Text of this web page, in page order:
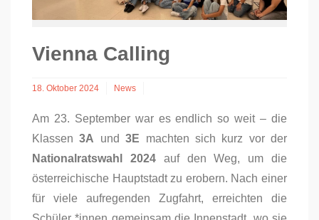
Vienna Calling
18. Oktober 2024 News
Am 23. September war es endlich so weit – die
Klassen3A und3E machten sich kurz vor der
Nationalratswahl 2024auf den Weg, um die
österreichische Hauptstadt zu erobern. Nach einer
für viele aufregenden Zugfahrt, erreichten die